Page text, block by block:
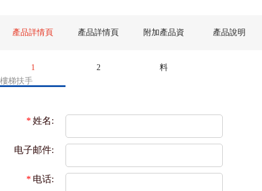
產品詳情頁
1
產品詳情頁
2
附加產品資
料
產品說明
樓梯扶手
* 姓名:
电子邮件:
* 电话: